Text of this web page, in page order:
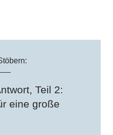
Teil 2:
eine große